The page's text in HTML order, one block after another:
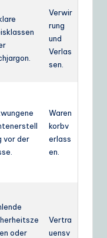
Verwir
rung
und
Verlas
sen.
vor der
Waren
korbv
erlass
en.
oder
Vertra
uensv